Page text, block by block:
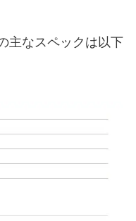
主なスペックは以下